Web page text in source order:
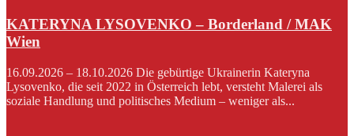
KATERYNA LYSOVENKO – Borderland / MAK
Wien
16.09.2026 – 18.10.2026 Die gebürtige Ukrainerin Kateryna
Lysovenko, die seit 2022 in Österreich lebt, versteht Malerei als
soziale Handlung und politisches Medium – weniger als...